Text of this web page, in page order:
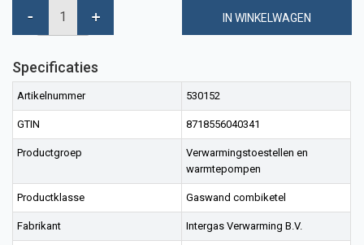
IN WINKELWAGEN
Specificaties
Artikelnummer 530152
GTIN 8718556040341
Productgroep
Verwarmingstoestellen en
warmtepompen
Productklasse Gaswand combiketel
Fabrikant Intergas Verwarming B.V.